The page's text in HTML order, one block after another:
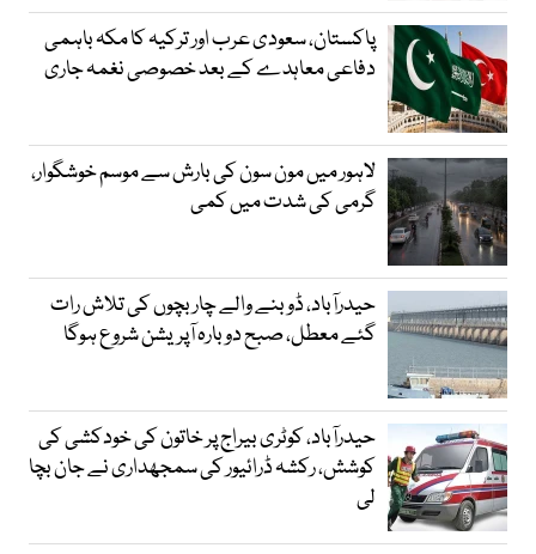
پاکستان، سعودی عرب اور ترکیہ کا مکہ باہمی
دفاعی معاہدے کے بعد خصوصی نغمہ جاری
لاہور میں مون سون کی بارش سے موسم خوشگوار،
گرمی کی شدت میں کمی
حیدرآباد، ڈوبنے والے چار بچوں کی تلاش رات
گئے معطل، صبح دوبارہ آپریشن شروع ہوگا
حیدرآباد، کوٹری بیراج پر خاتون کی خودکشی کی
کوشش، رکشہ ڈرائیور کی سمجھداری نے جان بچا
لی